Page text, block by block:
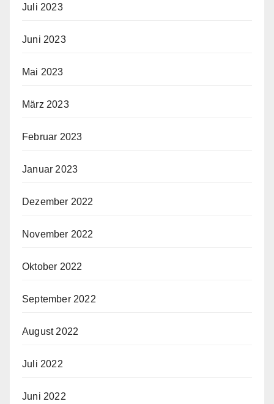
Juli 2023
Juni 2023
Mai 2023
März 2023
Februar 2023
Januar 2023
Dezember 2022
November 2022
Oktober 2022
September 2022
August 2022
Juli 2022
Juni 2022